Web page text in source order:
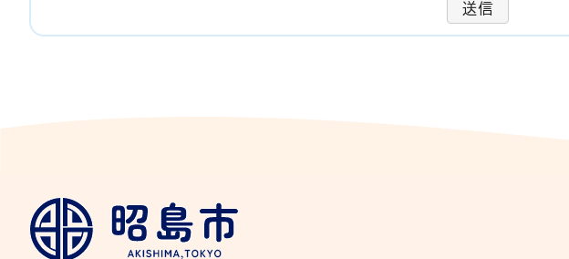
送信